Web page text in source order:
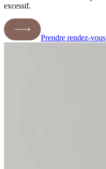
excessif.
Prendre rendez-vous